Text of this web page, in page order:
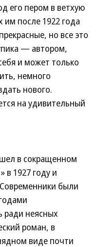
его пером в ветхую
им после 1922 года
но все это
— автором,
и может только
немного
нового.
на удивительный
в сокращенном
в 1927 году и
были
ради неясных
роман, в
виде почти